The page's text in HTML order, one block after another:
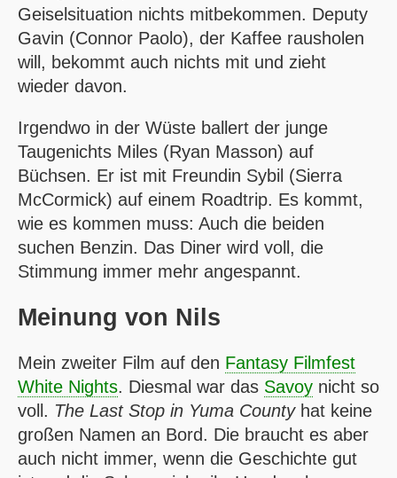
Geiselsituation nichts mitbekommen. Deputy
Gavin (Connor Paolo), der Kaffee rausholen
will, bekommt auch nichts mit und zieht
wieder davon.
Irgendwo in der Wüste ballert der junge
Taugenichts Miles (Ryan Masson) auf
Büchsen. Er ist mit Freundin Sybil (Sierra
McCormick) auf einem Roadtrip. Es kommt,
wie es kommen muss: Auch die beiden
suchen Benzin. Das Diner wird voll, die
Stimmung immer mehr angespannt.
Meinung von Nils
Mein zweiter Film auf den Fantasy Filmfest
White Nights. Diesmal war das Savoy nicht so
voll. The Last Stop in Yuma Countyhat keine
großen Namen an Bord. Die braucht es aber
auch nicht immer, wenn die Geschichte gut